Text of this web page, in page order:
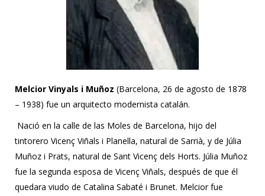
Melcior Vinyals i Muñoz (Barcelona, 26 de agosto de 1878
– 1938) fue un arquitecto modernista catalán.
Nació en la calle de las Moles de Barcelona, ​​hijo del
tintorero Vicenç Viñals i Planella, natural de Sarrià, y de Júlia
Muñoz i Prats, natural de Sant Vicenç dels Horts. Júlia Muñoz
fue la segunda esposa de Vicenç Viñals, después de que él
quedara viudo de Catalina Sabaté i Brunet. Melcior fue